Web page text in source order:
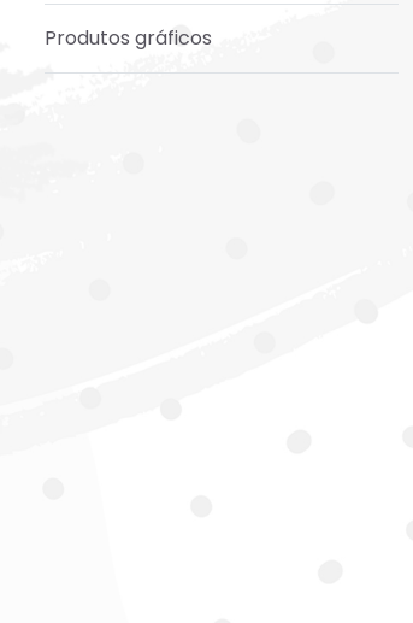
Produtos gráficos